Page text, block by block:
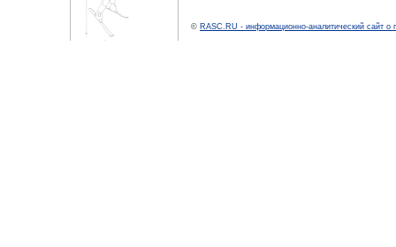
© RASC.RU - информационно-аналитический сайт о